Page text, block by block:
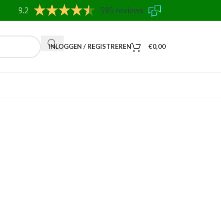
9.2 595 reviews
INLOGGEN / REGISTREREN €0,00